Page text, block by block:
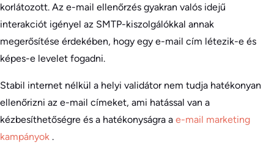
korlátozott. Az e-mail ellenőrzés gyakran valós idejű
interakciót igényel az SMTP-kiszolgálókkal annak
megerősítése érdekében, hogy egy e-mail cím létezik-e és
képes-e levelet fogadni.
Stabil internet nélkül a helyi validátor nem tudja hatékonyan
ellenőrizni az e-mail címeket, ami hatással van a
kézbesíthetőségre és a hatékonyságra a e-mail marketing
kampányok .